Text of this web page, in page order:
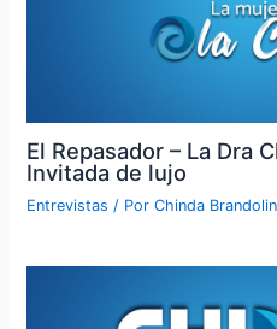
El Repasador – La Dra
Invitada de lujo
Entrevistas / PorChinda